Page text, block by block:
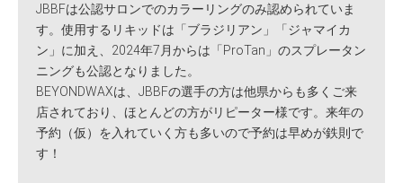
JBBFは公認サロンでのカラーリングのみ認められていま
す。使用するリキッドは「ブラジリアン」「ジャマイカ
ン」に加え、2024年7月からは「ProTan」のスプレータン
ニングも公認となりました。
BEYONDWAXは、JBBFの選手の方は他県からも多くご来
店されており、ほとんどの方がリピーター様です。来年の
予約（仮）を入れていく方も多いので予約は早めが鉄則で
す！